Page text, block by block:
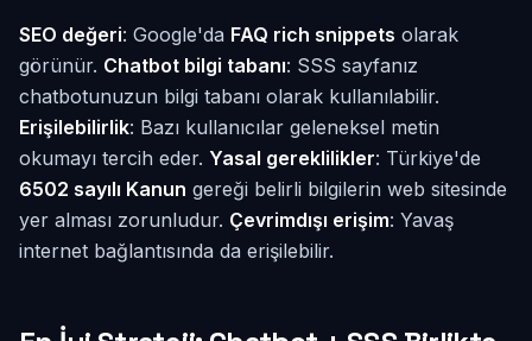
SEO değeri: Google'da FAQ rich snippets olarak
görünür. Chatbot bilgi tabanı: SSS sayfanız
chatbotunuzun bilgi tabanı olarak kullanılabilir.
Erişilebilirlik: Bazı kullanıcılar geleneksel metin
okumayı tercih eder. Yasal gereklilikler: Türkiye'de
6502 sayılı Kanun gereği belirli bilgilerin web sitesinde
yer alması zorunludur. Çevrimdışı erişim: Yavaş
internet bağlantısında da erişilebilir.